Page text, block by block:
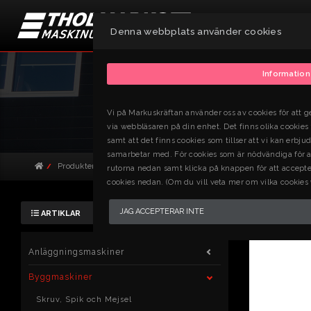
Produkter Byggmaskiner Borr- och bilningsmaskiner
ARTIKLAR
Anläggningsmaskiner
Byggmaskiner
Skruv, Spik och Mejsel
Denna webbplats använder cookies
Information
Vi på Markuskräftan använder oss av cookies för
via webbläsaren på din enhet. Det finns olika
samt att det finns cookies som tillser att vi kan
samarbetar med. För cookies som är nödvändiga
rutorna nedan samt klicka på knappen för att
cookies nedan. (Om du vill veta mer om vilka
JAG ACCEPTERAR INTE